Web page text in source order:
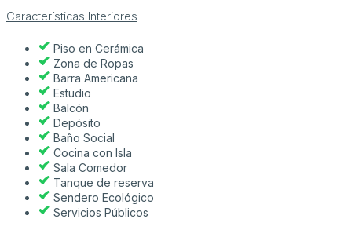
Características Interiores
Piso en Cerámica
Zona de Ropas
Barra Americana
Estudio
Balcón
Depósito
Baño Social
Cocina con Isla
Sala Comedor
Tanque de reserva
Sendero Ecológico
Servicios Públicos